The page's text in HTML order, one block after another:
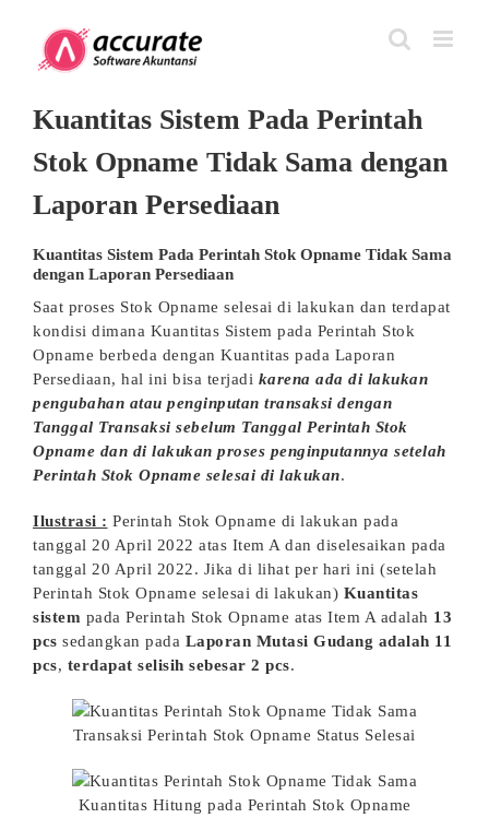
content
Kuantitas Sistem Pada Perintah
Stok Opname Tidak Sama dengan
Laporan Persediaan
Kuantitas Sistem Pada Perintah Stok Opname Tidak Sama
dengan Laporan Persediaan
Saat proses Stok Opname selesai di lakukan dan terdapat
kondisi dimana Kuantitas Sistem pada Perintah Stok
Opname berbeda dengan Kuantitas pada Laporan
Persediaan, hal ini bisa terjadi karena ada di lakukan
pengubahan atau penginputan transaksi dengan
Tanggal Transaksi sebelum Tanggal Perintah Stok
Opname dan di lakukan proses penginputannya setelah
Perintah Stok Opname selesai di lakukan.
Ilustrasi : Perintah Stok Opname di lakukan pada
tanggal 20 April 2022 atas Item A dan diselesaikan pada
tanggal 20 April 2022. Jika di lihat per hari ini (setelah
Perintah Stok Opname selesai di lakukan) Kuantitas
sistem pada Perintah Stok Opname atas Item A adalah 13
pcs sedangkan pada Laporan Mutasi Gudang adalah 11
pcs, terdapat selisih sebesar 2 pcs.
Transaksi Perintah Stok Opname Status Selesai
Kuantitas Hitung pada Perintah Stok Opname